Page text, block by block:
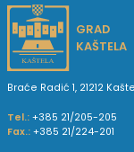
GRAD
KAŠTELA
Braće Radić 1, 21212
Tel.: +385 21/205-205
Fax.: +385 21/224-201